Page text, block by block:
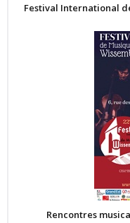
Festival International
Rencontres